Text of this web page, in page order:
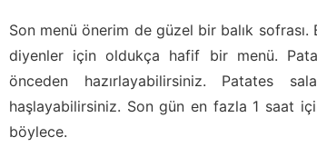
Son menü önerim de güzel bir balık
diyenler için oldukça hafif bir menü.
önceden hazırlayabilirsiniz. Patates
haşlayabilirsiniz. Son gün en fazla 1 saat
böylece.